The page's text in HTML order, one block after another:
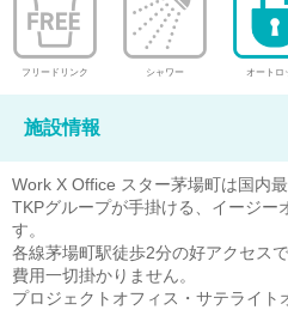
フリードリンク シャワー オートロ
施設情報
Work X Office スター茅場町は国内
TKPグループが手掛ける、イージー
す。
各線茅場町駅徒歩2分の好アクセス
費用一切掛かりません。
プロジェクトオフィス・サテライト